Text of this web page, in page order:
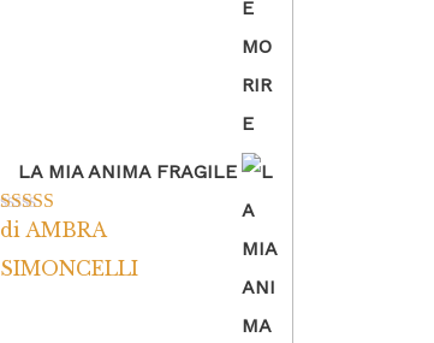
LA MIA ANIMA FRAGILE
Valutato5su
di AMBRA
SIMONCELLI